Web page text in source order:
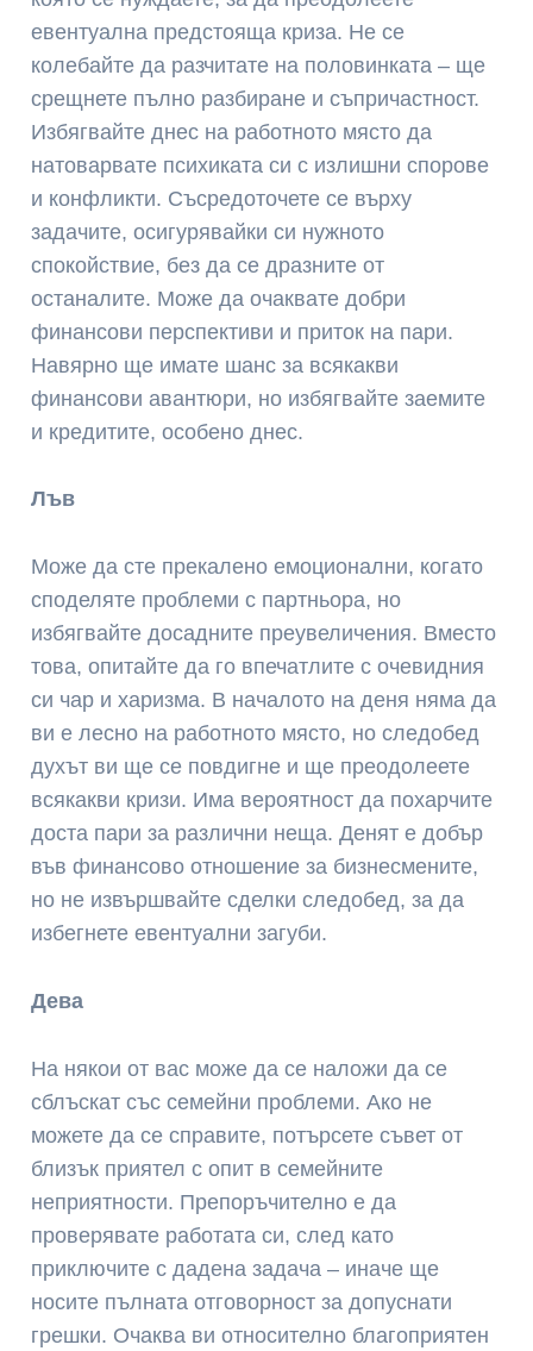
евентуална предстояща криза. Не се
колебайте да разчитате на половинката – ще
срещнете пълно разбиране и съпричастност.
Избягвайте днес на работното място да
натоварвате психиката си с излишни спорове
и конфликти. Съсредоточете се върху
задачите, осигурявайки си нужното
спокойствие, без да се дразните от
останалите. Може да очаквате добри
финансови перспективи и приток на пари.
Навярно ще имате шанс за всякакви
финансови авантюри, но избягвайте заемите
и кредитите, особено днес.
Лъв
Може да сте прекалено емоционални, когато
споделяте проблеми с партньора, но
избягвайте досадните преувеличения. Вместо
това, опитайте да го впечатлите с очевидния
си чар и харизма. В началото на деня няма да
ви е лесно на работното място, но следобед
духът ви ще се повдигне и ще преодолеете
всякакви кризи. Има вероятност да похарчите
доста пари за различни неща. Денят е добър
във финансово отношение за бизнесмените,
но не извършвайте сделки следобед, за да
избегнете евентуални загуби.
Дева
На някои от вас може да се наложи да се
сблъскат със семейни проблеми. Ако не
можете да се справите, потърсете съвет от
близък приятел с опит в семейните
неприятности. Препоръчително е да
проверявате работата си, след като
приключите с дадена задача – иначе ще
носите пълната отговорност за допуснати
грешки. Очаква ви относително благоприятен